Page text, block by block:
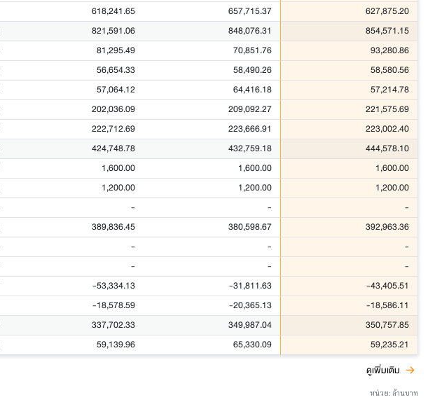
618,241.65 657,715.37 627,875.20
821,591.06 848,076.31 854,571.15
81,295.49 70,851.76 93,280.86
56,654.33 58,490.26 58,580.56
57,064.12 64,416.18 57,214.78
202,036.09 209,092.27 221,575.69
222,712.69 223,666.91 223,002.40
424,748.78 432,759.18 444,578.10
1,600.00 1,600.00 1,600.00
1,200.00 1,200.00 1,200.00
- - -
389,836.45 380,598.67 392,963.36
- - -
- - -
-53,334.13 -31,811.63 -43,405.51
-18,578.59 -20,365.13 -18,586.11
337,702.33 349,987.04 350,757.85
59,139.96 65,330.09
59,235.21
ดูเพิ่มเติม
หน่วย: ล้านบาท